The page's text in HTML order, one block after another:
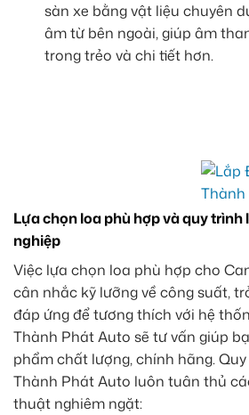
sàn xe bằng vật liệu chuyên
âm từ bên ngoài, giúp âm
trong trẻo và chi tiết hơn.
Lựa chọn loa phù hợp và quy trình
nghiệp
Việc lựa chọn loa phù hợp cho
cân nhắc kỹ lưỡng về công suất,
đáp ứng để tương thích với hệ
Thành Phát Auto sẽ tư vấn giúp
phẩm chất lượng, chính hãng.
Thành Phát Auto luôn tuân thủ
thuật nghiêm ngặt: